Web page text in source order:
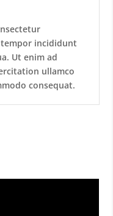
incididunt
Ut enim ad
ullamco
consequat.